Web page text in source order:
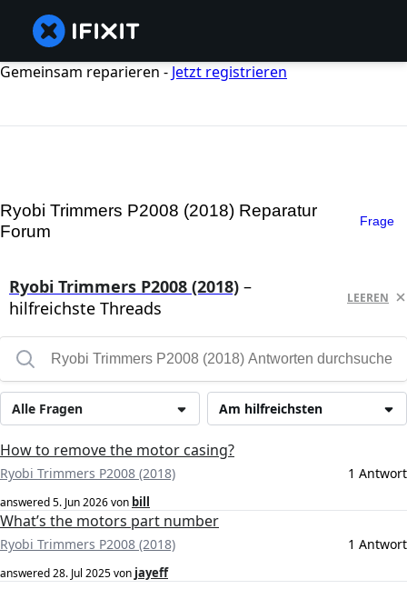
Gemeinsam reparieren - Jetzt registrieren
Ryobi Trimmers P2008 (2018) Reparatur
Forum
Frage
Ryobi Trimmers P2008 (2018) –
hilfreichste Threads
LEEREN
Am hilfreichsten
Alle Fragen
How to remove the motor casing?
Ryobi Trimmers P2008 (2018) 1 Antwort
answered5. Jun 2026von bill
What’s the motors part number
Ryobi Trimmers P2008 (2018) 1 Antwort
answered28. Jul 2025von jayeff